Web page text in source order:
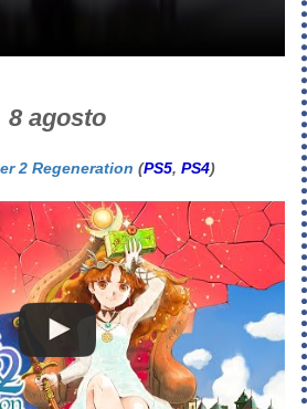
8 agosto
2 Regeneration (PS5, PS4)